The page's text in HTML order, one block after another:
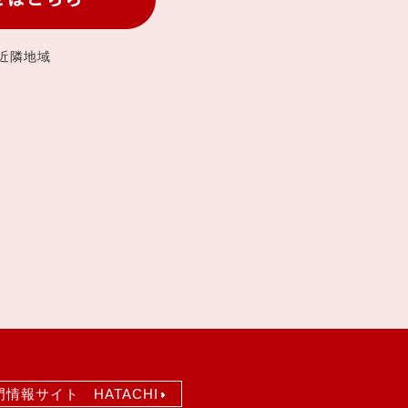
地域
情報サイト HATACHI